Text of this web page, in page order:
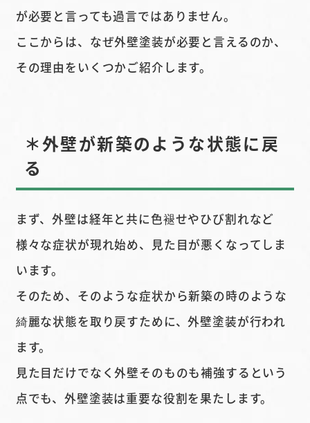
が必要と言っても過言ではありません。
ここからは、なぜ外壁塗装が必要と言えるのか、
その理由をいくつかご紹介します。
＊外壁が新築のような状態に戻
る
まず、外壁は経年と共に色褪せやひび割れなど
様々な症状が現れ始め、見た目が悪くなってしま
います。
そのため、そのような症状から新築の時のような
綺麗な状態を取り戻すために、外壁塗装が行われ
ます。
見た目だけでなく外壁そのものも補強するという
点でも、外壁塗装は重要な役割を果たします。